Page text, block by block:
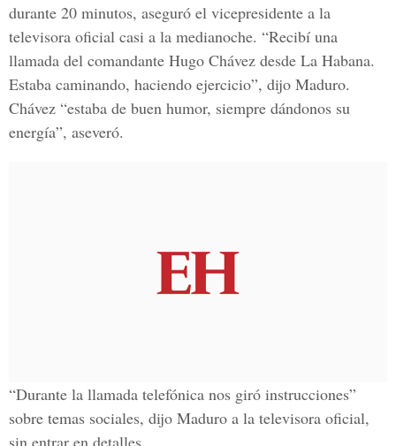
durante 20 minutos, aseguró el vicepresidente a la
televisora oficial casi a la medianoche. “Recibí una
llamada del comandante Hugo Chávez desde La Habana.
Estaba caminando, haciendo ejercicio”, dijo Maduro.
Chávez “estaba de buen humor, siempre dándonos su
energía”, aseveró.
“Durante la llamada telefónica nos giró instrucciones”
sobre temas sociales, dijo Maduro a la televisora oficial,
sin entrar en detalles.